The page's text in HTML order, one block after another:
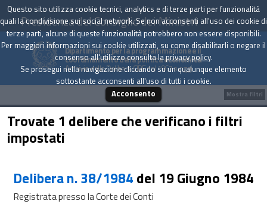
Presidenza del Consiglio dei Ministri
Dipartimento per la programmazione e il
coordinamento della politica economica
Archivio delle Delibere CIPE dal 1967 a oggi
Trovate 1 delibere che verificano i filtri
impostati
Delibera n. 38/1984 del 19 Giugno 1984
Registrata presso la Corte dei Conti
Mostra filtri
Questo sito utilizza cookie tecnici, analytics e di terze parti per funzionalità
quali la condivisione sui social network. Se non acconsenti all'uso dei cookie di
terze parti, alcune di queste funzionalità potrebbero non essere disponibili.
Per maggiori informazioni sui cookie utilizzati, su come disabilitarli o negare il
consenso all'utilizzo consulta laprivacy policy.
Se prosegui nella navigazione cliccando su un qualunque elemento
sottostante acconsenti all'uso di tutti i cookie.
Acconsento